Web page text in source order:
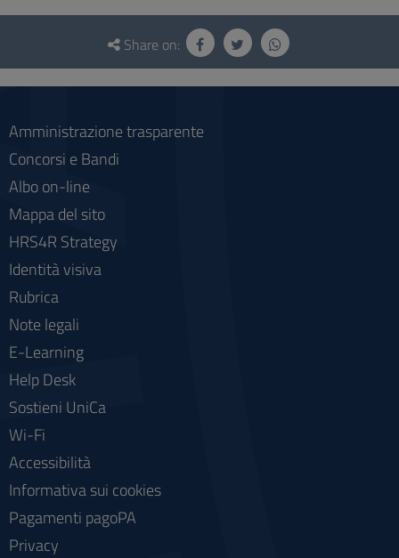
Questionnaire
social
Share on:
Amministrazione trasparente
Concorsi e Bandi
Albo on-line
Mappa del sito
HRS4R Strategy
Identità visiva
Rubrica
Note legali
E-Learning
Help Desk
Sostieni UniCa
Wi-Fi
Accessibilità
Informativa sui cookies
Pagamenti pagoPA
Privacy